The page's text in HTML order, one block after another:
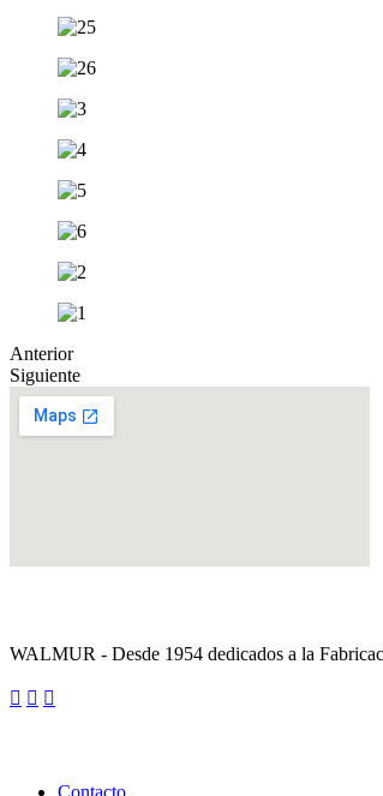
Anterior
Siguiente
WALMUR - Desde 1954 dedicados a la
Contacto